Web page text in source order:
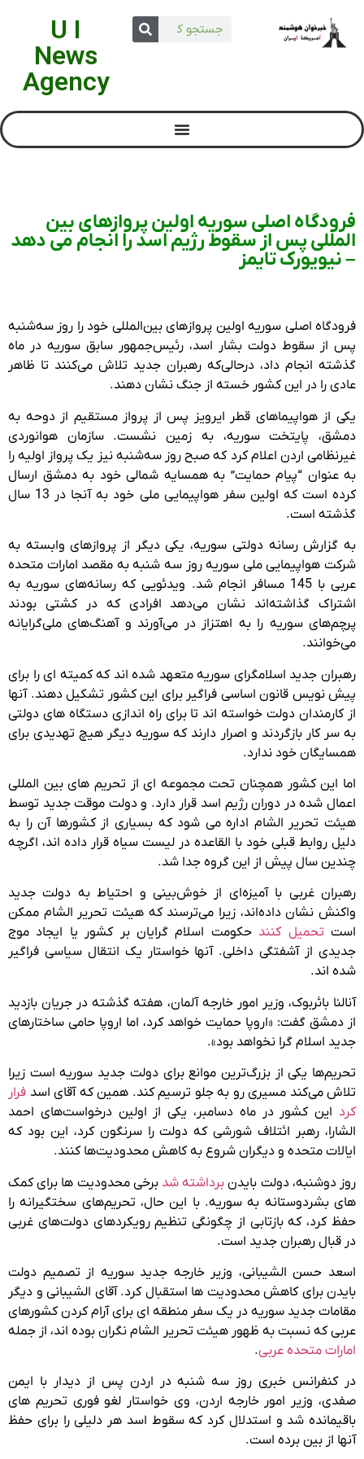
U I
News
Agency
فرودگاه اصلی سوریه اولین پروازهای بین
المللی پس از سقوط رژیم اسد را انجام می دهد
– نیویورک تایمز
فرودگاه اصلی سوریه اولین پروازهای بین‌المللی خود را روز سه‌شنبه
پس از سقوط دولت بشار اسد، رئیس‌جمهور سابق سوریه در ماه
گذشته انجام داد، درحالی‌که رهبران جدید تلاش می‌کنند تا ظاهر
عادی را در این کشور خسته از جنگ نشان دهند.
یکی از هواپیماهای قطر ایرویز پس از پرواز مستقیم از دوحه به
دمشق، پایتخت سوریه، به زمین نشست. سازمان هوانوردی
غیرنظامی اردن اعلام کرد که صبح روز سه‌شنبه نیز یک پرواز اولیه را
به عنوان “پیام حمایت” به همسایه شمالی خود به دمشق ارسال
کرده است که اولین سفر هواپیمایی ملی خود به آنجا در 13 سال
گذشته است.
به گزارش رسانه دولتی سوریه، یکی دیگر از پروازهای وابسته به
شرکت هواپیمایی ملی سوریه روز سه شنبه به مقصد امارات متحده
عربی با 145 مسافر انجام شد. ویدئویی که رسانه‌های سوریه به
اشتراک گذاشته‌اند نشان می‌دهد افرادی که در کشتی بودند
پرچم‌های سوریه را به اهتزاز در می‌آورند و آهنگ‌های ملی‌گرایانه
می‌خوانند.
رهبران جدید اسلامگرای سوریه متعهد شده اند که کمیته ای را برای
پیش نویس قانون اساسی فراگیر برای این کشور تشکیل دهند. آنها
از کارمندان دولت خواسته اند تا برای راه اندازی دستگاه های دولتی
به سر کار بازگردند و اصرار دارند که سوریه دیگر هیچ تهدیدی برای
همسایگان خود ندارد.
اما این کشور همچنان تحت مجموعه ای از تحریم های بین المللی
اعمال شده در دوران رژیم اسد قرار دارد. و دولت موقت جدید توسط
هیئت تحریر الشام اداره می شود که بسیاری از کشورها آن را به
دلیل روابط قبلی خود با القاعده در لیست سیاه قرار داده اند، اگرچه
چندین سال پیش از این گروه جدا شد.
رهبران غربی با آمیزه‌ای از خوش‌بینی و احتیاط به دولت جدید
واکنش نشان داده‌اند، زیرا می‌ترسند که هیئت تحریر الشام ممکن
است تحمیل کنند حکومت اسلام گرایان بر کشور یا ایجاد موج
جدیدی از آشفتگی داخلی. آنها خواستار یک انتقال سیاسی فراگیر
شده اند.
آنالنا بائربوک، وزیر امور خارجه آلمان، هفته گذشته در جریان بازدید
از دمشق گفت: «اروپا حمایت خواهد کرد، اما اروپا حامی ساختارهای
جدید اسلام گرا نخواهد بود».
تحریم‌ها یکی از بزرگ‌ترین موانع برای دولت جدید سوریه است زیرا
تلاش می‌کند مسیری رو به جلو ترسیم کند. همین که آقای اسد فرار
کرد این کشور در ماه دسامبر، یکی از اولین درخواست‌های احمد
الشارا، رهبر ائتلاف شورشی که دولت را سرنگون کرد، این بود که
ایالات متحده و دیگران شروع به کاهش محدودیت‌ها کنند.
روز دوشنبه، دولت بایدن برداشته شد برخی محدودیت ها برای کمک
های بشردوستانه به سوریه. با این حال، تحریم‌های سختگیرانه را
حفظ کرد، که بازتابی از چگونگی تنظیم رویکردهای دولت‌های غربی
در قبال رهبران جدید است.
اسعد حسن الشیبانی، وزیر خارجه جدید سوریه از تصمیم دولت
بایدن برای کاهش محدودیت ها استقبال کرد. آقای الشیبانی و دیگر
مقامات جدید سوریه در یک سفر منطقه ای برای آرام کردن کشورهای
عربی که نسبت به ظهور هیئت تحریر الشام نگران بوده اند، از جمله
امارات متحده عربی.
در کنفرانس خبری روز سه شنبه در اردن پس از دیدار با ایمن
صفدی، وزیر امور خارجه اردن، وی خواستار لغو فوری تحریم های
باقیمانده شد و استدلال کرد که سقوط اسد هر دلیلی را برای حفظ
آنها از بین برده است.